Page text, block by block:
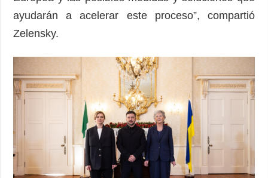
ayudarán a acelerar este proceso”, compartió
Zelensky.